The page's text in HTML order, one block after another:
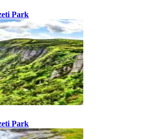
Park
Park